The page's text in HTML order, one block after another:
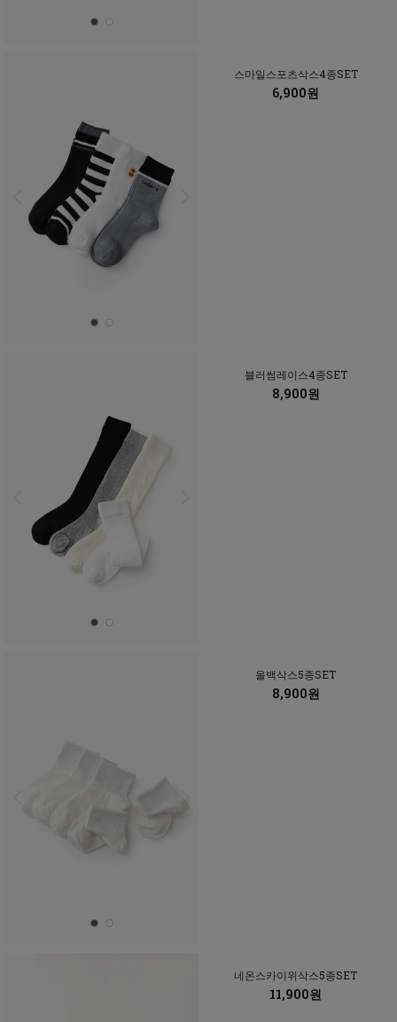
스마일스포츠삭스4종SET
6,900원
블러썸레이스4종SET
8,900원
올백삭스5종SET
8,900원
네온스카이위삭스5종SET
11,900원